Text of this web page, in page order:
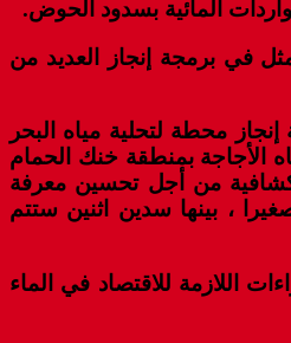
في برمجة إنجاز العديد من
محطة لتحلية مياه البحر
الأجاجة بمنطقة خنك الحمام
من أجل تحسين معرفة
وتعبئة موارد مائية بهدف تلبية النقص الظرفي لمياه الشرب خاصة بالمناطق القروية، فضلا عن إنجاز 24 سدا صغيرا ، بينها سدين اثنين ستتم
اللازمة للاقتصاد في الماء